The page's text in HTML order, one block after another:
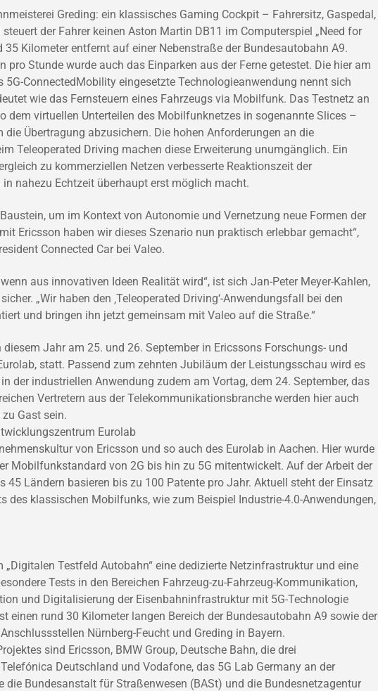
Greding: ein klassisches Gaming Cockpit – Fahrersitz, Gaspedal,
der Fahrer keinen Aston Martin DB11 im Computerspiel „Need for
35 Kilometer entfernt auf einer Nebenstraße der Bundesautobahn A9.
pro Stunde wurde auch das Einparken aus der Ferne getestet. Die hier am
5G-ConnectedMobility eingesetzte Technologieanwendung nennt sich
wie das Fernsteuern eines Fahrzeugs via Mobilfunk. Das Testnetz an
dem virtuellen Unterteilen des Mobilfunknetzes in sogenannte Slices –
Übertragung abzusichern. Die hohen Anforderungen an die
Teleoperated Driving machen diese Erweiterung unumgänglich. Ein
zu kommerziellen Netzen verbesserte Reaktionszeit der
nahezu Echtzeit überhaupt erst möglich macht.
um im Kontext von Autonomie und Vernetzung neue Formen der
Ericsson haben wir dieses Szenario nun praktisch erlebbar gemacht“,
Connected Car bei Valeo.
aus innovativen Ideen Realität wird“, ist sich Jan-Peter Meyer-Kahlen,
„Wir haben den ‚Teleoperated Driving‘-Anwendungsfall bei den
und bringen ihn jetzt gemeinsam mit Valeo auf die Straße.“
Jahr am 25. und 26. September in Ericssons Forschungs- und
statt. Passend zum zehnten Jubiläum der Leistungsschau wird es
der industriellen Anwendung zudem am Vortag, dem 24. September, das
Vertretern aus der Telekommunikationsbranche werden hier auch
Gast sein.
Eurolab
von Ericsson und so auch des Eurolab in Aachen. Hier wurde
Mobilfunkstandard von 2G bis hin zu 5G mitentwickelt. Auf der Arbeit der
45 Ländern basieren bis zu 100 Patente pro Jahr. Aktuell steht der Einsatz
des klassischen Mobilfunks, wie zum Beispiel Industrie-4.0-Anwendungen,
Testfeld Autobahn“ eine dedizierte Netzinfrastruktur und eine
Tests in den Bereichen Fahrzeug-zu-Fahrzeug-Kommunikation,
und Digitalisierung der Eisenbahninfrastruktur mit 5G-Technologie
einen rund 30 Kilometer langen Bereich der Bundesautobahn A9 sowie der
Nürnberg-Feucht und Greding in Bayern.
sind Ericsson, BMW Group, Deutsche Bahn, die drei
Deutschland und Vodafone, das 5G Lab Germany an der
die Bundesanstalt für Straßenwesen (BASt) und die Bundesnetzagentur